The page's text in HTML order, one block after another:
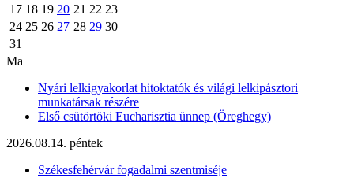
17 18 19 20 21 22 23
24 25 26 27 28 29 30
31
Ma
Nyári lelkigyakorlat hitoktatók és világi lelkipásztori
munkatársak részére
Első csütörtöki Eucharisztia ünnep (Öreghegy)
2026.08.14. péntek
Székesfehérvár fogadalmi szentmiséje